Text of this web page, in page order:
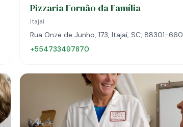
Pizzaria Fornão da Família
Itajaí
Rua Onze de Junho, 173, Itajaí, SC, 88301-660
+554733497870